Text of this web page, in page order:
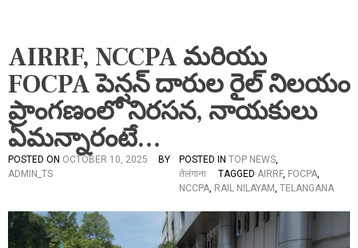
AIRRF, NCCPA మరియు
FOCPA పెన్షన్ దారుల రైల్ నిలయం
ప్రాంగణంలో నిరసన, నాయకులు
ఏమన్నారంటే…
POSTED ON OCTOBER 10, 2025
BY
ADMIN_TS
POSTED IN TOP NEWS,
तेलंगाना
TAGGED AIRRF, FOCPA,
NCCPA, RAIL NILAYAM, TELANGANA